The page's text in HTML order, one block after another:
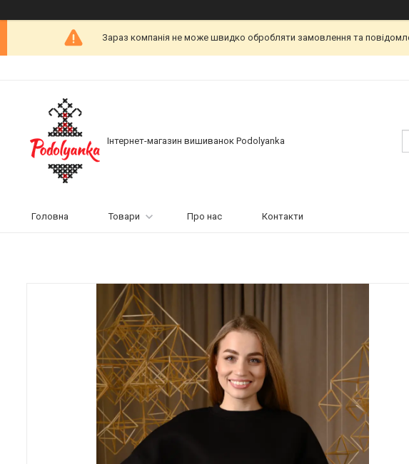
Зараз компанія не може швидко обробляти замовлення та
Інтернет-магазин вишиванок Podolyanka
Головна Товари Про нас Контакти